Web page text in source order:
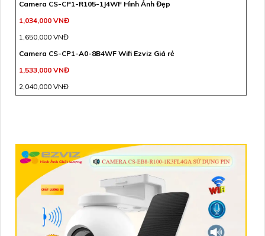
Camera CS-CP1-R105-1J4WF Hình Ảnh Đẹp
1,034,000 VNĐ
1,650,000 VNĐ
Camera CS-CP1-A0-8B4WF Wifi Ezviz Giá rẻ
1,533,000 VNĐ
2,040,000 VNĐ